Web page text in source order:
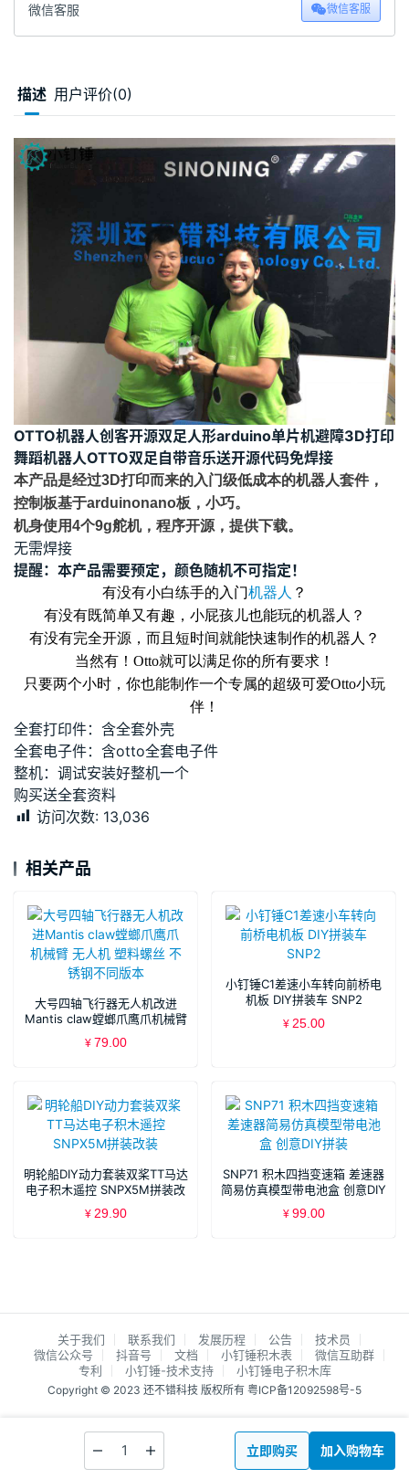
立即购买 加入购物车
微信客服
微信客服
描述 用户评价(0)
OTTO机器人创客开源双足人形arduino单片机避障3D打印
舞蹈机器人OTTO双足自带音乐送开源代码免焊接
本产品是经过3D打印而来的入门级低成本的机器人套件，
控制板基于arduinonano板，小巧。
机身使用4个9g舵机，程序开源，提供下载。
无需焊接
提醒：本产品需要预定，颜色随机不可指定！
有没有小白练手的入门机器人 ？
有没有既简单又有趣，小屁孩儿也能玩的机器人？
有没有完全开源，而且短时间就能快速制作的机器人？
当然有！ Otto就可以满足你的所有要求！
只要两个小时，你也能制作一个专属的超级可爱Otto小玩
伴！
全套打印件：含全套外壳
全套电子件：含otto全套电子件
整机：调试安装好整机一个
购买送全套资料
访问次数: 13,036
相关产品
大号四轴飞行器无人机改进
Mantis claw螳螂爪鹰爪机械臂
本
¥ 79.00
小钉锤C1差速小车转向前桥电
机板 DIY拼装车 SNP2
¥ 25.00
明轮船DIY动力套装双桨TT马达
电子积木遥控 SNPX5M拼装改
¥ 29.90
SNP71 积木四挡变速箱 差速器
简易仿真模型带电池盒 创意DIY
¥ 99.00
关于我们 联系我们 发展历程 公告
技术员
微信公众号
抖音号 文档 小钉锤积木表
微信互助群
专利
小钉锤-技术支持 小钉锤电子积木库
Copyright © 2023 还不错科技 版权所有 粤ICP备12092598号-5